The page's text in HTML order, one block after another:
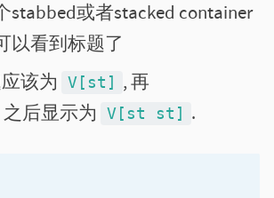
stabbed或者stacked container
以看到标题了
该为
V[st] , 再
之后显示为 V[st st] .